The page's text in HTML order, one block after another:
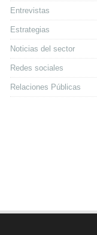
Entrevistas
Estrategias
Noticias del sector
Redes sociales
Relaciones Públicas